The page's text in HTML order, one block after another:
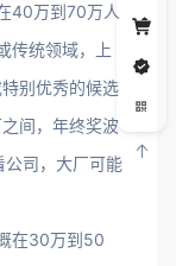
40万到70万人
传统领域，上
别优秀的候选
间，年终奖波
司，大厂可能
在30万到50